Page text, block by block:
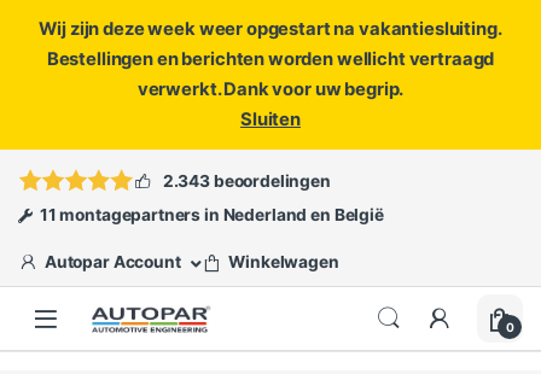
Wij zijn deze week weer opgestart na vakantiesluiting.
Bestellingen en berichten worden wellicht vertraagd
verwerkt. Dank voor uw begrip.
Sluiten
ofopen een ticket
2.343 beoordelingen
11 montagepartners in Nederland en België
Autopar Account Winkelwagen
0